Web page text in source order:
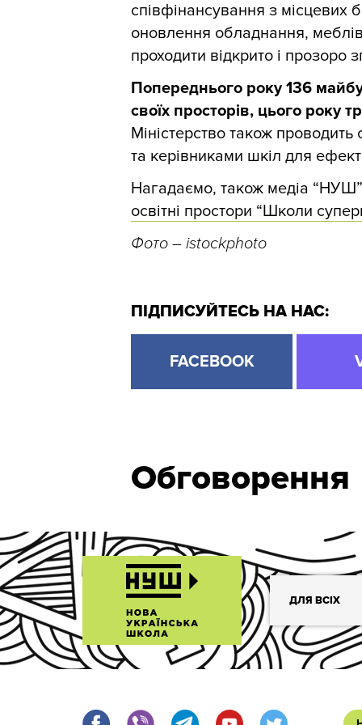
співфінансування з
оновлення обладнання,
проходити відкрито і
Попереднього року 136
своїх просторів, цього року
Міністерство також
та керівниками шкіл для
Нагадаємо, також медіа
освітні простори “Школи
Фото – istockphoto
ПІДПИСУЙТЕСЬ НА НАС:
FACEBOOK
Обговорення
ДЛЯ ВСІХ